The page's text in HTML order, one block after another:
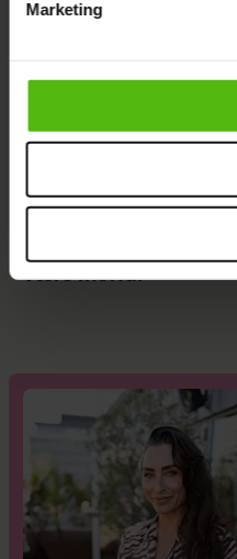
Marketing
være morfar